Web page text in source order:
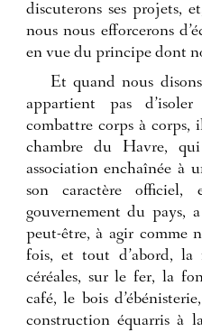
discuterons ses projets,
nous nous efforcerons
en vue du principe dont
Et quand nous
appartient pas
combattre corps à corps,
chambre du Havre,
association enchaînée à
son caractère officiel,
gouvernement du pays,
peut-être, à agir comme
fois, et tout d’abord, la
céréales, sur le fer, la
café, le bois
construction équarris à